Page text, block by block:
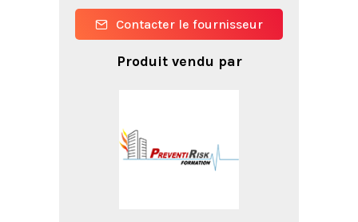
Contacter le fournisseur
Produit vendu par